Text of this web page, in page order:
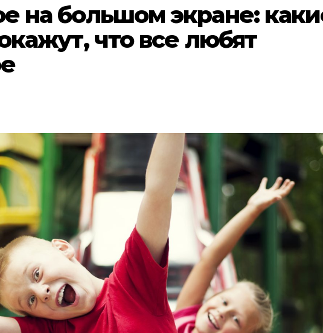
на большом экране:
что все любят